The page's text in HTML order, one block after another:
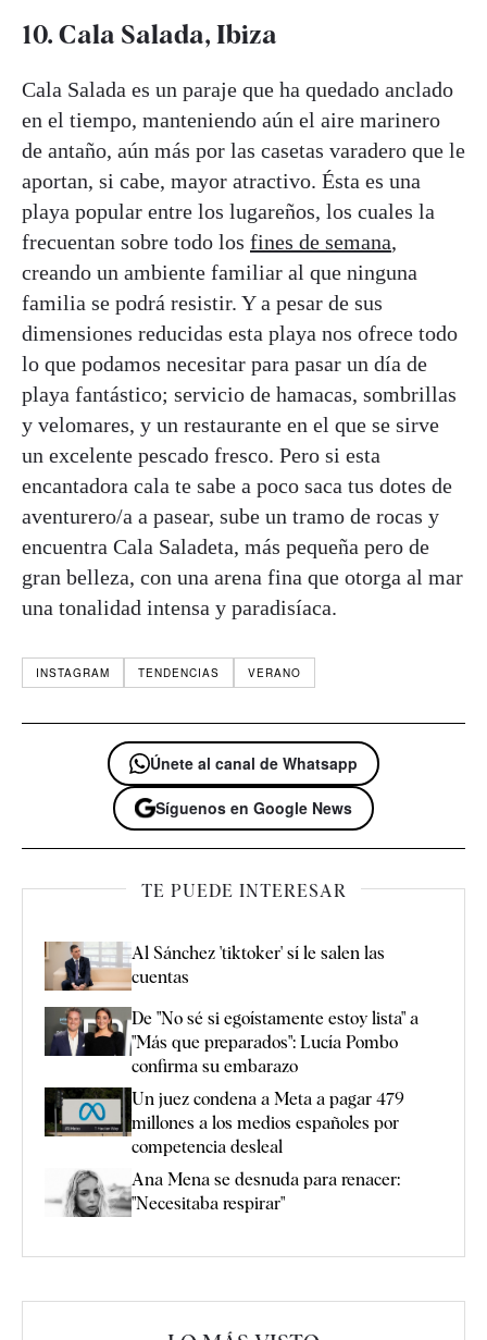
10. Cala Salada, Ibiza
Cala Salada es un paraje que ha quedado anclado
en el tiempo, manteniendo aún el aire marinero
de antaño, aún más por las casetas varadero que le
aportan, si cabe, mayor atractivo. Ésta es una
playa popular entre los lugareños, los cuales la
frecuentan sobre todo los fines de semana,
creando un ambiente familiar al que ninguna
familia se podrá resistir. Y a pesar de sus
dimensiones reducidas esta playa nos ofrece todo
lo que podamos necesitar para pasar un día de
playa fantástico; servicio de hamacas, sombrillas
y velomares, y un restaurante en el que se sirve
un excelente pescado fresco. Pero si esta
encantadora cala te sabe a poco saca tus dotes de
aventurero/a a pasear, sube un tramo de rocas y
encuentra Cala Saladeta, más pequeña pero de
gran belleza, con una arena fina que otorga al mar
una tonalidad intensa y paradisíaca.
INSTAGRAM TENDENCIAS VERANO
Únete al canal de Whatsapp
Síguenos en Google News
TE PUEDE INTERESAR
Al Sánchez 'tiktoker' sí le salen las
cuentas
De "No sé si egoístamente estoy lista" a
"Más que preparados": Lucía Pombo
confirma su embarazo
Un juez condena a Meta a pagar 479
millones a los medios españoles por
competencia desleal
Ana Mena se desnuda para renacer:
"Necesitaba respirar"